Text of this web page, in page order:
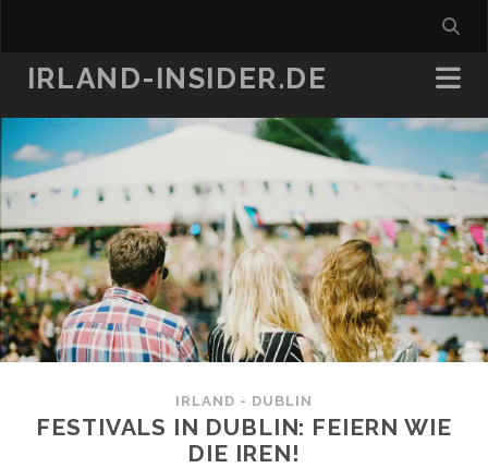
IRLAND-INSIDER.DE
IRLAND - DUBLIN
FESTIVALS IN DUBLIN: FEIERN WIE
DIE IREN!